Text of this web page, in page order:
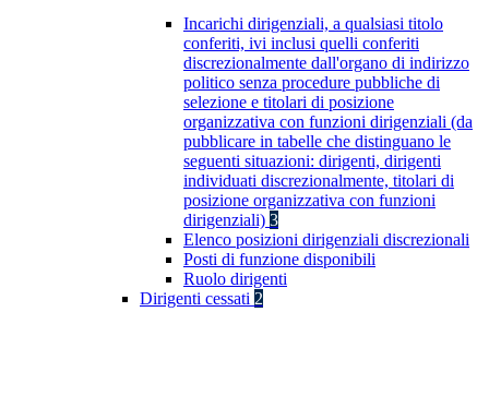
Incarichi dirigenziali, a qualsiasi titolo
conferiti, ivi inclusi quelli conferiti
discrezionalmente dall'organo di indirizzo
politico senza procedure pubbliche di
selezione e titolari di posizione
organizzativa con funzioni dirigenziali (da
pubblicare in tabelle che distinguano le
seguenti situazioni: dirigenti, dirigenti
individuati discrezionalmente, titolari di
posizione organizzativa con funzioni
dirigenziali) 3
Elenco posizioni dirigenziali discrezionali
Posti di funzione disponibili
Ruolo dirigenti
Dirigenti cessati 2